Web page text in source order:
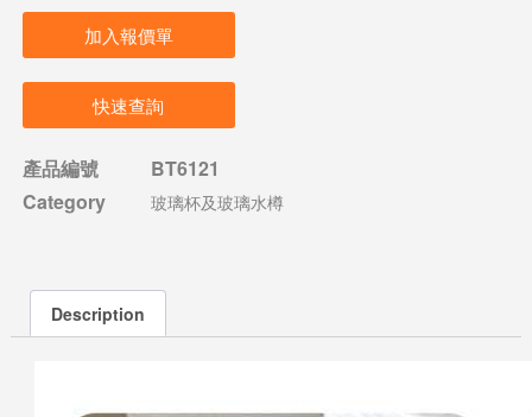
加入報價單
快速查詢
產品編號
BT6121
Category
玻璃杯及玻璃水樽
Description